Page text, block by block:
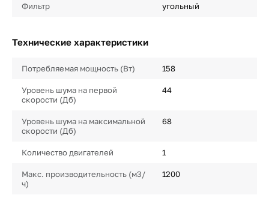
Фильтр угольный
Технические характеристики
Потребляемая мощность (Вт) 158
Уровень шума на первой
скорости (Дб)
44
Уровень шума на максимальной
скорости (Дб)
68
Количество двигателей 1
Макс. производительность (м3/
ч)
1200